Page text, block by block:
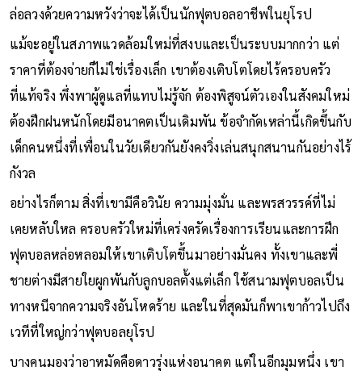
ล่อลวงด้วยความหวังว่าจะได้เป็นนักฟุตบอลอาชีพในยุโรป
แม้จะอยู่ในสภาพแวดล้อมใหม่ที่สงบและเป็นระบบมากกว่า แต่
ราคาที่ต้องจ่ายก็ไม่ใช่เรื่องเล็ก เขาต้องเติบโตโดยไร้ครอบครัว
ที่แท้จริง พึ่งพาผู้ดูแลที่แทบไม่รู้จัก ต้องพิสูจน์ตัวเองในสังคมใหม่
ต้องฝึกฝนหนักโดยมีอนาคตเป็นเดิมพัน ข้อจำกัดเหล่านี้เกิดขึ้นกับ
เด็กคนหนึ่งที่เพื่อนในวัยเดียวกันยังคงวิ่งเล่นสนุกสนานกันอย่างไร้
กังวล
อย่างไรก็ตาม สิ่งที่เขามีคือวินัย ความมุ่งมั่น และพรสวรรค์ที่ไม่
เคยหลับใหล ครอบครัวใหม่ที่เคร่งครัดเรื่องการเรียนและการฝึก
ฟุตบอลหล่อหลอมให้เขาเติบโตขึ้นมาอย่างมั่นคง ทั้งเขาและพี่
ชายต่างมีสายใยผูกพันกับลูกบอลตั้งแต่เล็ก ใช้สนามฟุตบอลเป็น
ทางหนีจากความจริงอันโหดร้าย และในที่สุดมันก็พาเขาก้าวไปถึง
เวทีที่ใหญ่กว่าฟุตบอลยุโรป
บางคนมองว่าอาหมัดคือดาวรุ่งแห่งอนาคต แต่ในอีกมุมหนึ่ง เขา